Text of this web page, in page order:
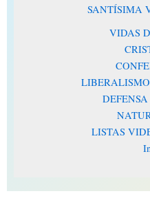
SANTÍSIMA
VIDAS
LISTAS